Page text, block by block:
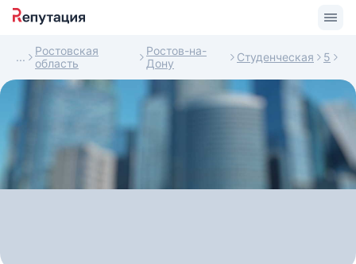
Ростовская
область
Ростов-на-
Дону
Студенческая 5